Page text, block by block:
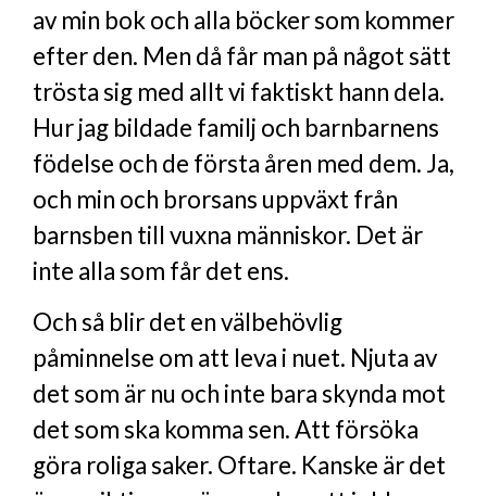
av min bok och alla böcker som kommer
efter den. Men då får man på något sätt
trösta sig med allt vi faktiskt hann dela.
Hur jag bildade familj och barnbarnens
födelse och de första åren med dem. Ja,
och min och brorsans uppväxt från
barnsben till vuxna människor. Det är
inte alla som får det ens.
Och så blir det en välbehövlig
påminnelse om att leva i nuet. Njuta av
det som är nu och inte bara skynda mot
det som ska komma sen. Att försöka
göra roliga saker. Oftare. Kanske är det